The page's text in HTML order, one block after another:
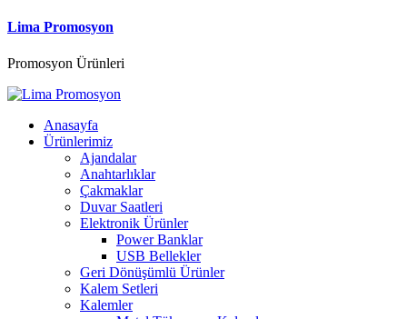
Lima Promosyon
Promosyon Ürünleri
Anasayfa
Ürünlerimiz
Ajandalar
Anahtarlıklar
Çakmaklar
Duvar Saatleri
Elektronik Ürünler
Power Banklar
USB Bellekler
Geri Dönüşümlü Ürünler
Kalem Setleri
Kalemler